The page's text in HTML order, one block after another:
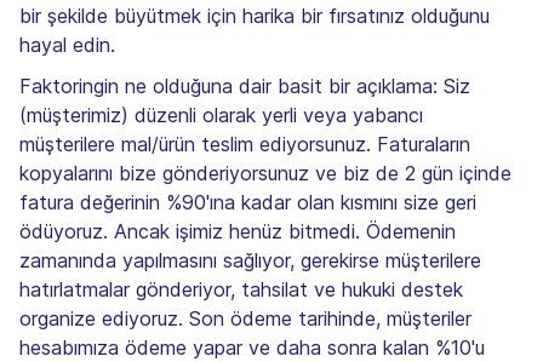
bir şekilde büyütmek için harika bir fırsatınız olduğunu
hayal edin.
Faktoringin ne olduğuna dair basit bir açıklama: Siz
(müşterimiz) düzenli olarak yerli veya yabancı
müşterilere mal/ürün teslim ediyorsunuz. Faturaların
kopyalarını bize gönderiyorsunuz ve biz de 2 gün içinde
fatura değerinin %90'ına kadar olan kısmını size geri
ödüyoruz. Ancak işimiz henüz bitmedi. Ödemenin
zamanında yapılmasını sağlıyor, gerekirse müşterilere
hatırlatmalar gönderiyor, tahsilat ve hukuki destek
organize ediyoruz. Son ödeme tarihinde, müşteriler
hesabımıza ödeme yapar ve daha sonra kalan %10'u